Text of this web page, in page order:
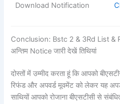
Download Notification
Conclusion: Bstc 2 & 3Rd List &
अन्तिम Notice जारी देखें तिथियां
दोस्तों में उम्मीद करता हूं कि आपको
रिफंड और अपवर्ड मूवमेंट को लेकर यह
साथियों आपको रोजाना बीएसटीसी से